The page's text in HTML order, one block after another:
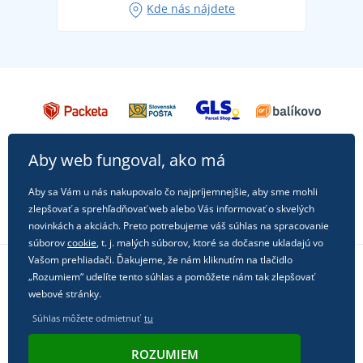
Kde nás nájdete
Sledujte nás na sociálnych sieťach
Aby web fungoval, ako má
Aby sa Vám u nás nakupovalo čo najpríjemnejšie, aby sme mohli
zlepšovať a sprehľadňovať web alebo Vás informovať o skvelých
novinkách a akciách. Preto potrebujeme váš súhlas na spracovanie
súborovcookie, t. j. malých súborov, ktoré sa dočasne ukladajú vo
Vašom prehliadači. Ďakujeme, že nám kliknutím na tlačidlo
„Rozumiem“ udelíte tento súhlas a pomôžete nám tak zlepšovať
webové stránky.
Súhlas môžete odmietnuť tu
ROZUMIEM